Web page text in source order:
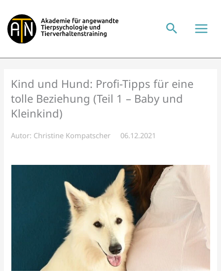
Inhalt
springen
Kind und Hund: Profi-Tipps für eine
tolle Beziehung (Teil 1 – Baby und
Kleinkind)
Autor: Christine Kompatscher 06.12.2021